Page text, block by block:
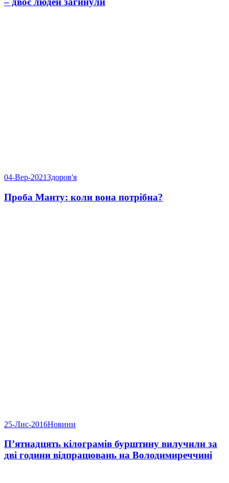
04-Вер-2021Здоров'я
Проба Манту: коли вона потрібна?
25-Лис-2016Новини
П’ятнадцять кілограмів бурштину вилучили за
дві години відпрацювань на Володимиреччині